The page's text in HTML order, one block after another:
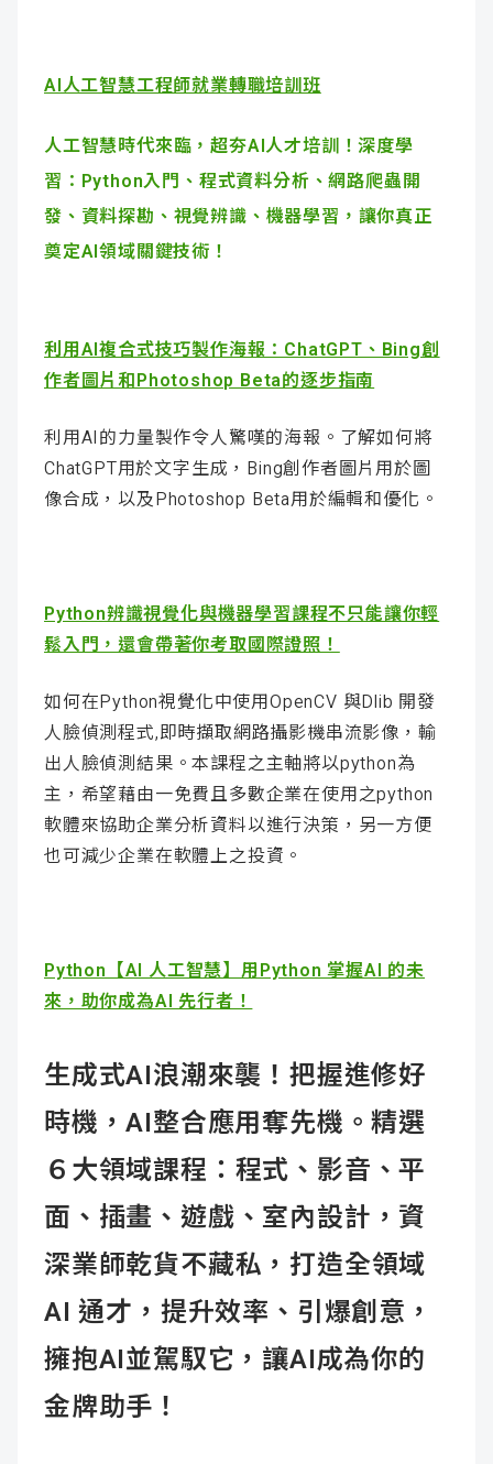
AI人工智慧工程師就業轉職培訓班
人工智慧時代來臨，超夯AI人才培訓！深度學
習：Python入門、程式資料分析、網路爬蟲開
發、資料探勘、視覺辨識、機器學習，讓你真正
奠定AI領域關鍵技術！
利用AI複合式技巧製作海報：ChatGPT、Bing創
作者圖片和Photoshop Beta的逐步指南
利用AI的力量製作令人驚嘆的海報。了解如何將
ChatGPT用於文字生成，Bing創作者圖片用於圖
像合成，以及Photoshop Beta用於編輯和優化。
Python辨識視覺化與機器學習課程不只能讓你輕
鬆入門，還會帶著你考取國際證照！
如何在Python視覺化中使用OpenCV 與Dlib 開發
人臉偵測程式,即時擷取網路攝影機串流影像，輸
出人臉偵測結果。本課程之主軸將以python為
主，希望藉由一免費且多數企業在使用之python
軟體來協助企業分析資料以進行決策，另一方便
也可減少企業在軟體上之投資。
Python【AI 人工智慧】用Python 掌握AI 的未
來，助你成為AI 先行者！
生成式AI浪潮來襲！把握進修好
時機，AI整合應用奪先機。精選
６大領域課程：程式、影音、平
面、插畫、遊戲、室內設計，資
深業師乾貨不藏私，打造全領域
AI 通才，提升效率、引爆創意，
擁抱AI並駕馭它，讓AI成為你的
金牌助手！